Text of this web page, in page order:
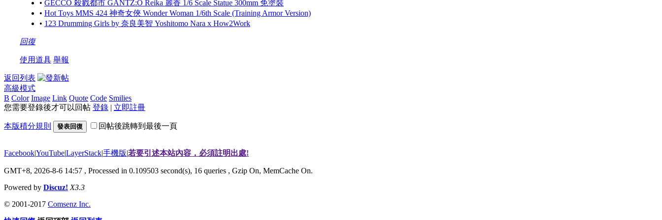
• GECCO 殺戮都市 GANTZ:O Reika 麗香 1/6 Scale Statue 300mm 免塗裝
• Hot Toys MMS 424 神奇女俠 Wonder Woman 1/6th Scale (Training Armor Version)
• 123 Drumming Girls by 奈良美智 Yoshitomo Nara x How2Work
回復
使用道具 舉報
返回列表
高級模式
B Color Image Link Quote Code Smilies
您需要登錄後才可以回帖 登錄 | 立即註冊
本版積分規則 發表回復 回帖後跳轉到最後一頁
Facebook|YouTube|LayerStack|手機版|若要引述本站內容，必須註明出處!
GMT+8, 2026-8-6 14:57 , Processed in 0.109503 second(s), 16 queries , Gzip On, MemCache On.
Powered by Discuz! X3.3
© 2001-2017 Comsenz Inc.